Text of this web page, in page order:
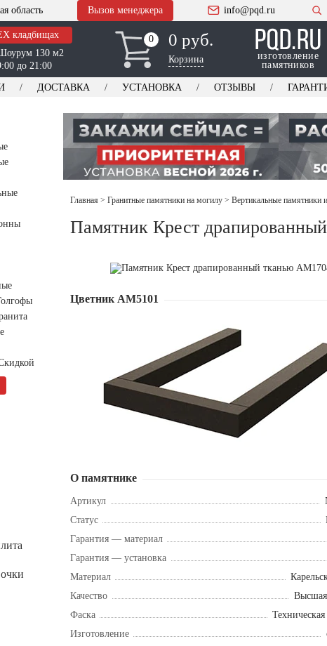
область Вызов менеджера info@pqd.ru
кладбищах
130 м2
до 21:00
0
0 0 руб.
Корзина
изготовление
памятников
ДОСТАВКА УСТАНОВКА ОТЗЫВЫ
Главная > Гранитные памятники на могилу > Вертикальные памятники
Памятник Крест
Цветник АМ5101
О памятнике
Артикул
Статус
Гарантия — материал
Гарантия — установка
Материал
Качество
Высшая
Фаска
Изготовление